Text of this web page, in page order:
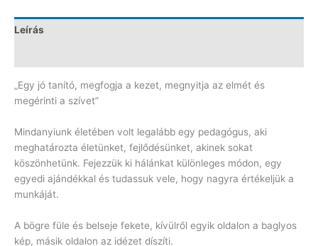
mennyiség
Leírás
„Egy jó tanító, megfogja a kezet, megnyitja az elmét és
megérinti a szívet”
Mindanyiunk életében volt legalább egy pedagógus, aki
meghatározta életünket, fejlődésünket, akinek sokat
köszönhetünk. Fejezzük ki hálánkat különleges módon, egy
egyedi ajándékkal és tudassuk vele, hogy nagyra értékeljük a
munkáját.
A bögre füle és belseje fekete, kívülről egyik oldalon a baglyos
kép, másik oldalon az idézet díszíti.